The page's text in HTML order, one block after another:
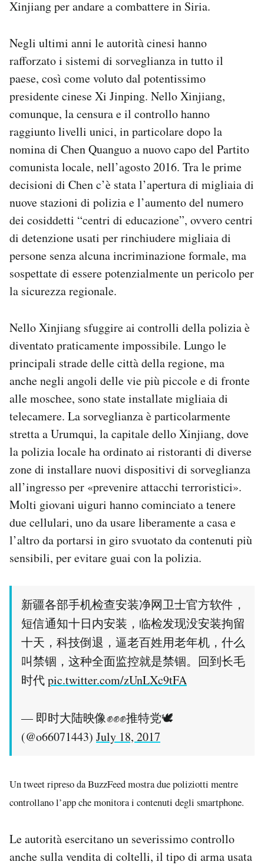
Xinjiang per andare a combattere in Siria.
Negli ultimi anni le autorità cinesi hanno
rafforzato i sistemi di sorveglianza in tutto il
paese, così come voluto dal potentissimo
presidente cinese Xi Jinping. Nello Xinjiang,
comunque, la censura e il controllo hanno
raggiunto livelli unici, in particolare dopo la
nomina di Chen Quanguo a nuovo capo del Partito
comunista locale, nell’agosto 2016. Tra le prime
decisioni di Chen c’è stata l’apertura di migliaia di
nuove stazioni di polizia e l’aumento del numero
dei cosiddetti “centri di educazione”, ovvero centri
di detenzione usati per rinchiudere migliaia di
persone senza alcuna incriminazione formale, ma
sospettate di essere potenzialmente un pericolo per
la sicurezza regionale.
Nello Xinjiang sfuggire ai controlli della polizia è
diventato praticamente impossibile. Lungo le
principali strade delle città della regione, ma
anche negli angoli delle vie più piccole e di fronte
alle moschee, sono state installate migliaia di
telecamere. La sorveglianza è particolarmente
stretta a Urumqui, la capitale dello Xinjiang, dove
la polizia locale ha ordinato ai ristoranti di diverse
zone di installare nuovi dispositivi di sorveglianza
all’ingresso per «prevenire attacchi terroristici».
Molti giovani uiguri hanno cominciato a tenere
due cellulari, uno da usare liberamente a casa e
l’altro da portarsi in giro svuotato da contenuti più
sensibili, per evitare guai con la polizia.
新疆各部手机检查安装净网卫士官方软件，
短信通知十日内安装，临检发现没安装拘留
十天，科技倒退，逼老百姓用老年机，什么
叫禁锢，这种全面监控就是禁锢。回到长毛
时代pic.twitter.com/zUnLXc9tFA
— 即时大陆映像✊✊✊推特党🕊
(@o66071443) July 18, 2017
Un tweet ripreso da BuzzFeed mostra due poliziotti mentre
controllano l’app che monitora i contenuti degli smartphone.
Le autorità esercitano un severissimo controllo
anche sulla vendita di coltelli, il tipo di arma usata